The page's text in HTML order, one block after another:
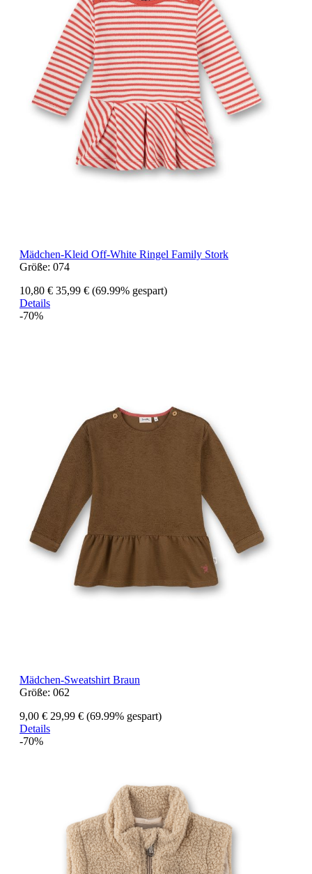
Mädchen-Kleid Off-White Ringel Family Stork
Größe: 074
10,80 € 35,99 € (69.99% gespart)
Details
-70%
Mädchen-Sweatshirt Braun
Größe: 062
9,00 € 29,99 € (69.99% gespart)
Details
-70%